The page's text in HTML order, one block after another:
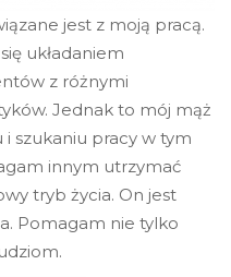
jest z moją pracą.
układaniem
z różnymi
Jednak to mój mąż
i szukaniu pracy w tym
innym utrzymać
tryb życia. On jest
Pomagam nie tylko